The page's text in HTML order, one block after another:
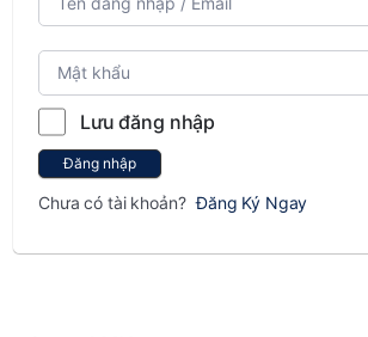
Lưu đăng nhập
Đăng nhập
Chưa có tài khoản?Đăng Ký Ngay